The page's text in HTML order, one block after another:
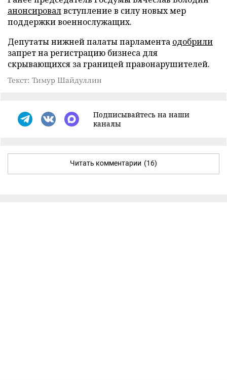
анонсировалвступление в силу новых мер
поддержки военнослужащих.
Депутаты нижней палаты парламента одобрили
запрет на регистрацию бизнеса для
скрывающихся за границей правонарушителей.
Текст: Тимур Шайдуллин
Подписывайтесь на наши
каналы
Читать комментарии (16)